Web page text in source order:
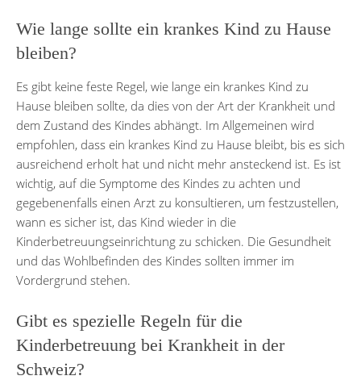
Wie lange sollte ein krankes Kind zu Hause
bleiben?
Es gibt keine feste Regel, wie lange ein krankes Kind zu
Hause bleiben sollte, da dies von der Art der Krankheit und
dem Zustand des Kindes abhängt. Im Allgemeinen wird
empfohlen, dass ein krankes Kind zu Hause bleibt, bis es sich
ausreichend erholt hat und nicht mehr ansteckend ist. Es ist
wichtig, auf die Symptome des Kindes zu achten und
gegebenenfalls einen Arzt zu konsultieren, um festzustellen,
wann es sicher ist, das Kind wieder in die
Kinderbetreuungseinrichtung zu schicken. Die Gesundheit
und das Wohlbefinden des Kindes sollten immer im
Vordergrund stehen.
Gibt es spezielle Regeln für die
Kinderbetreuung bei Krankheit in der
Schweiz?